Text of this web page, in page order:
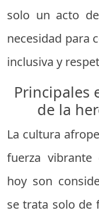
solo un acto
necesidad para
inclusiva y
Principales
de la
La cultura
fuerza vibrante
hoy son
se trata solo de